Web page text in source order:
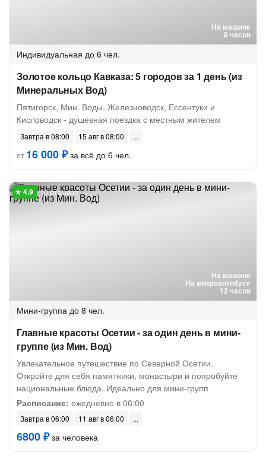
На машине
8 часов
Индивидуальная до 6 чел.
Золотое кольцо Кавказа: 5 городов за 1 день (из
Минеральных Вод)
Пятигорск, Мин. Воды, Железноводск, Ессентуки и
Кисловодск - душевная поездка с местным жителем
Завтра в 08:00
15 авг в 08:00
от 16 000 ₽за всё до 6 чел.
На машине
На микроавтобусе
12 часов
10 отзывов
Мини-группа до 8 чел.
Главные красоты Осетии - за один день в мини-
группе (из Мин. Вод)
Увлекательное путешествие по Северной Осетии.
Откройте для себя памятники, монастыри и попробуйте
национальные блюда. Идеально для мини-групп
Расписание: ежедневно в 06:00
Завтра в 06:00 11 авг в 06:00
6800 ₽за человека